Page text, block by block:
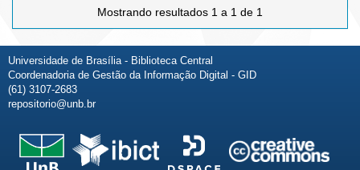
Mostrando resultados 1 a 1 de 1
Universidade de Brasília - Biblioteca Central
Coordenadoria de Gestão da Informação Digital - GID
(61) 3107-2683
repositorio@unb.br